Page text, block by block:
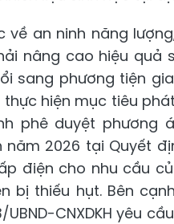
về an ninh năng
nâng cao hiệu quả
sang phương tiện
hiện mục tiêu
phê duyệt
2026 tại Quyết
điện cho nhu cầu
bị thiếu hụt. Bên
CNXDKH yêu